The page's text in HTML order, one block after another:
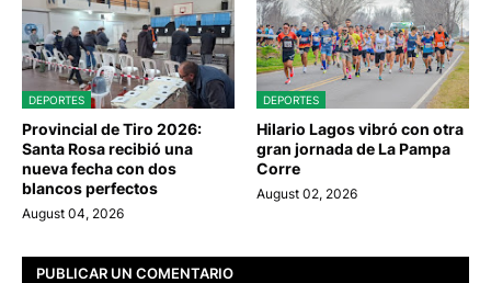
DEPORTES
Provincial de Tiro 2026:
Santa Rosa recibió una
nueva fecha con dos
blancos perfectos
August 04, 2026
DEPORTES
Hilario Lagos vibró con otra
gran jornada de La Pampa
Corre
August 02, 2026
PUBLICAR UN COMENTARIO